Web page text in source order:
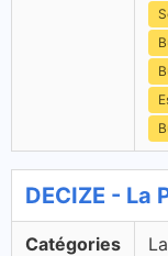
DECIZE - La
Catégories